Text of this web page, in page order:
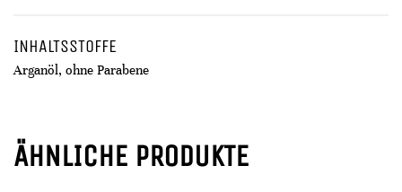
INHALTSSTOFFE
Arganöl, ohne Parabene
ÄHNLICHE PRODUKTE